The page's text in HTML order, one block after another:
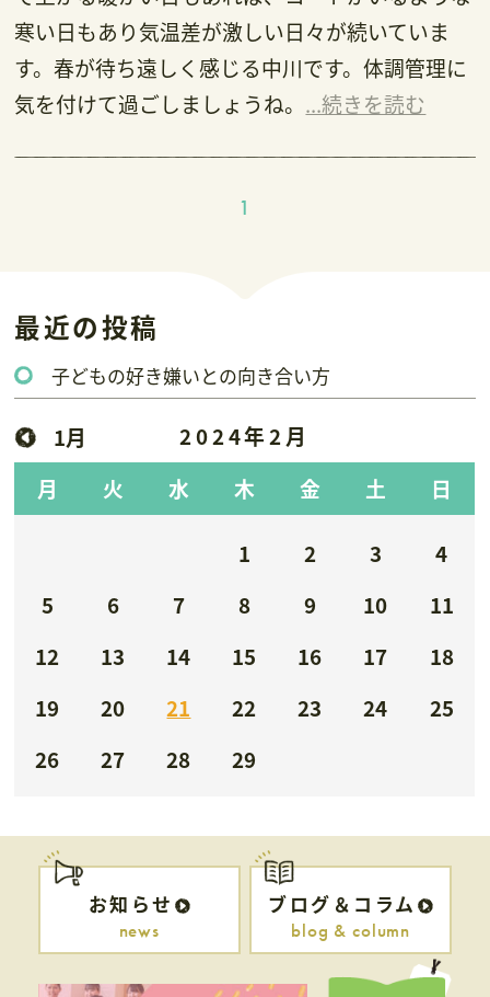
寒い日もあり気温差が激しい日々が続いていま
す。春が待ち遠しく感じる中川です。体調管理に
気を付けて過ごしましょうね。 ...続きを読む
1
最近の投稿
子どもの好き嫌いとの向き合い方
2024年2月
月
火 水 木 金 土 日
1月
1 2 3
4
5
6 7 8 9 10
11
12
13 14 15 16 17
18
19
20 21 22 23 24
25
26
27 28 29
お知らせ
news
ブログ＆コラム
blog & column